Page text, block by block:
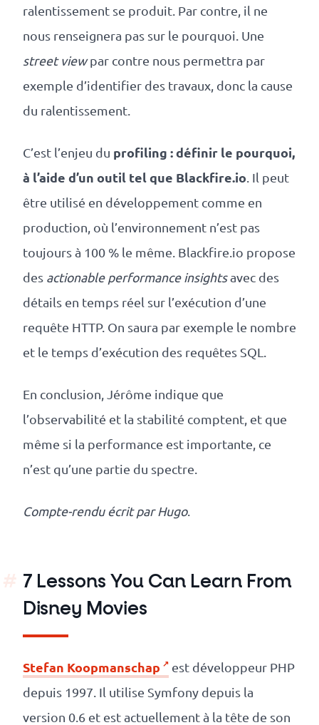
ralentissement se produit. Par contre, il ne
nous renseignera pas sur le pourquoi. Une
street viewpar contre nous permettra par
exemple d’identifier des travaux, donc la cause
du ralentissement.
C’est l’enjeu du profiling : définir le pourquoi,
à l’aide d’un outil tel que Blackfire.io . Il peut
être utilisé en développement comme en
production, où l’environnement n’est pas
toujours à 100 % le même. Blackfire.io propose
des actionable performance insightsavec des
détails en temps réel sur l’exécution d’une
requête HTTP. On saura par exemple le nombre
et le temps d’exécution des requêtes SQL.
En conclusion, Jérôme indique que
l’observabilité et la stabilité comptent, et que
même si la performance est importante, ce
n’est qu’une partie du spectre.
Compte-rendu écrit par Hugo.
7 Lessons You Can Learn From
Disney Movies
Stefan Koopmanschap
est développeur PHP
depuis 1997. Il utilise Symfony depuis la
version 0.6 et est actuellement à la tête de son